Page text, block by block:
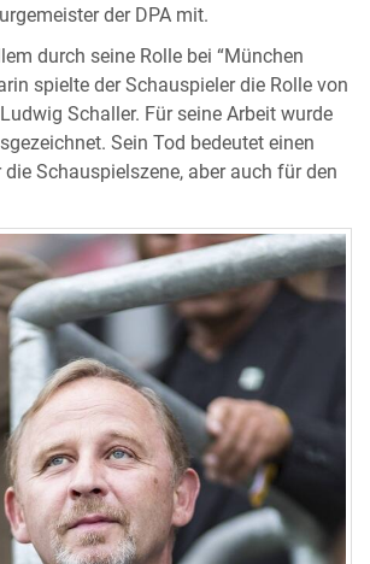
der DPA mit.
durch seine Rolle bei “München
spielte der Schauspieler die Rolle von
Schaller. Für seine Arbeit wurde
Sein Tod bedeutet einen
Schauspielszene, aber auch für den